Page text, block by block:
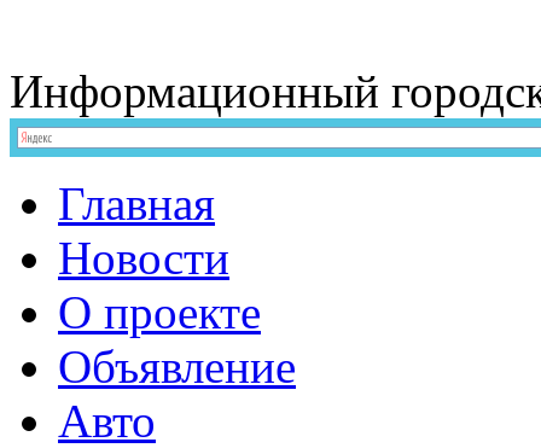
Информационный
Главная
Новости
О проекте
Объявление
Авто